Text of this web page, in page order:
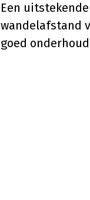
Een
wandelafstand
goed